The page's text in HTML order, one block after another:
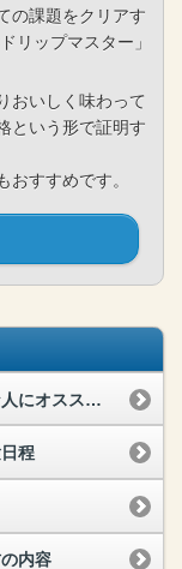
の課題をクリアす
リップマスター」
おいしく味わって
という形で証明す
おすすめです。
アンガーマネジメントの活躍の場、どんな人にオススメ？
程
内容